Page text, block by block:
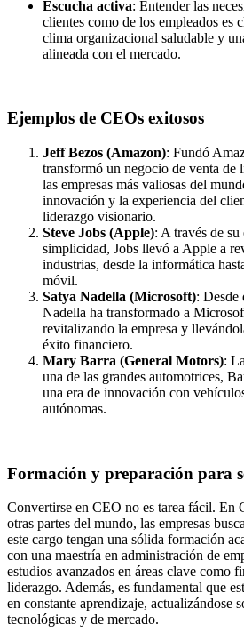
Escucha activa: Entender las
clientes como de los empleados es
clima organizacional saludable y
alineada con el mercado.
Ejemplos de CEOs exitosos
Jeff Bezos (Amazon): Fundó
transformó un negocio de venta de
las empresas más valiosas del
innovación y la experiencia del
liderazgo visionario.
Steve Jobs (Apple): A través de
simplicidad, Jobs llevó a Apple a
industrias, desde la informática
móvil.
Satya Nadella (Microsoft): Desde
Nadella ha transformado a
revitalizando la empresa y
éxito financiero.
Mary Barra (General Motors):
una de las grandes automotrices,
una era de innovación con
autónomas.
Formación y preparación para
Convertirse en CEO no es tarea fácil. En
otras partes del mundo, las empresas
este cargo tengan una sólida formación
con una maestría en administración de
estudios avanzados en áreas clave como
liderazgo. Además, es fundamental que
en constante aprendizaje, actualizándose
tecnológicas y de mercado.